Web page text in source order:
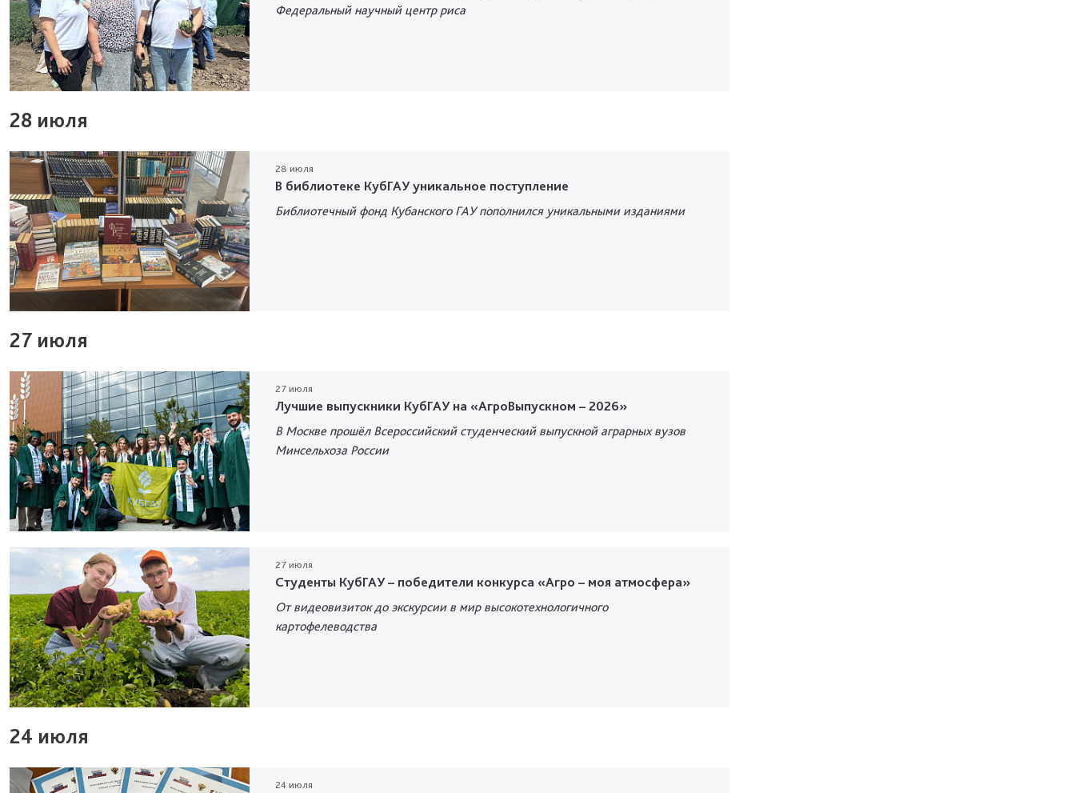
Федеральный научный центр риса
28 июля
28 июля
В библиотеке КубГАУ уникальное поступление
Библиотечный фонд Кубанского ГАУ пополнился уникальными изданиями
27 июля
27 июля
Лучшие выпускники КубГАУ на «АгроВыпускном – 2026»
В Москве прошёл Всероссийский студенческий выпускной аграрных вузов
Минсельхоза России
27 июля
Студенты КубГАУ – победители конкурса «Агро – моя атмосфера»
От видеовизиток до экскурсии в мир высокотехнологичного
картофелеводства
24 июля
24 июля